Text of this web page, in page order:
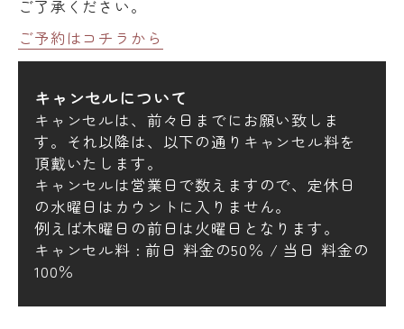
ご了承ください。
ご予約はコチラから
キャンセルについて
キャンセルは、前々日までにお願い致しま
す。それ以降は、以下の通りキャンセル料を
頂戴いたします。
キャンセルは営業日で数えますので、定休日
の水曜日はカウントに入りません。
例えば木曜日の前日は火曜日となります。
キャンセル料 : 前日 料金の50％ / 当日 料金の
100％